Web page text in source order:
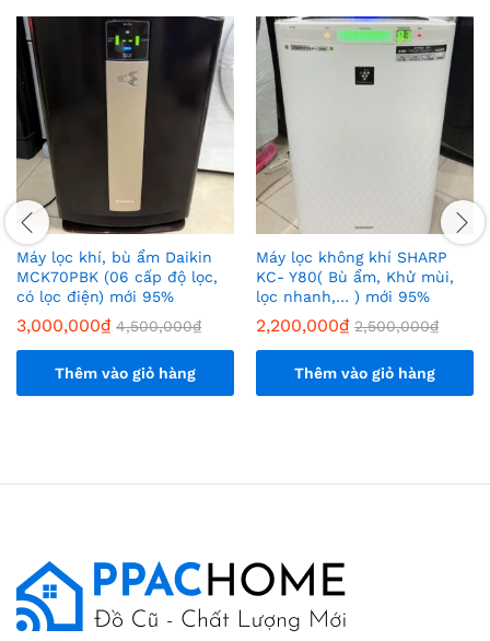
Máy lọc khí, bù ẩm Daikin
MCK70PBK (06 cấp độ lọc,
có lọc điện) mới 95%
3,000,000₫ 4,500,000₫
Thêm vào giỏ hàng
Máy lọc không khí SHARP
KC- Y80( Bù ẩm, Khử mùi,
lọc nhanh,… ) mới 95%
2,200,000₫ 2,500,000₫
Thêm vào giỏ hàng